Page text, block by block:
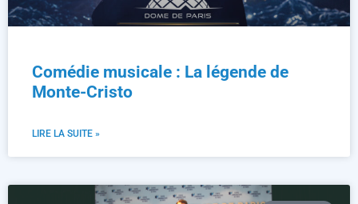
Comédie musicale : La légende de
Monte-Cristo
LIRE LA SUITE »